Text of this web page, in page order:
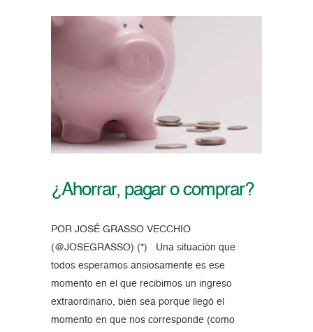
¿Ahorrar, pagar o comprar?
POR JOSÉ GRASSO VECCHIO
(@JOSEGRASSO) (*) Una situación que
todos esperamos ansiosamente es ese
momento en el que recibimos un ingreso
extraordinario, bien sea porque llegó el
momento en que nos corresponde (como